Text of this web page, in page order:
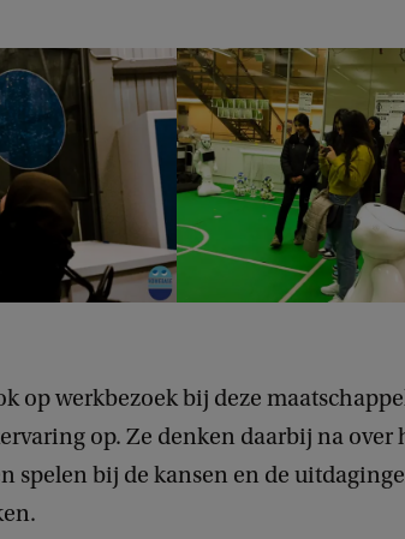
op werkbezoek bij deze
op. Ze denken daarbij na over
spelen bij de kansen en de